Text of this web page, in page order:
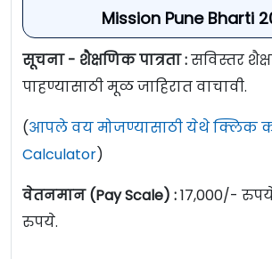
Mission Pune Bharti
सूचना - शैक्षणिक पात्रता :सविस्तर
पाहण्यासाठी मूळ जाहिरात वाचावी.
(आपले वय मोजण्यासाठी येथे क्लिक
Calculator)
वेतनमान (Pay Scale) :17,000/-
रुपये.